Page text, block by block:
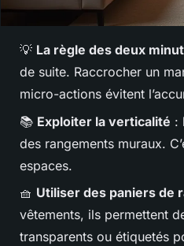
💡 La règle des deux
de suite. Raccrocher un
micro-actions évitent
📚 Exploiter la verticalité :
des rangements muraux.
espaces.
🧺 Utiliser des paniers de
vêtements, ils permettent
transparents ou étiquetés